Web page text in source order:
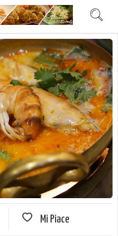
Mi Piace